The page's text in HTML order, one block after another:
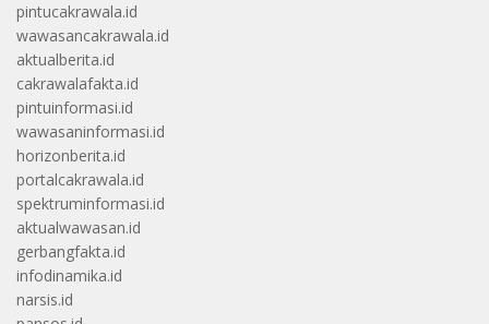
pintucakrawala.id
wawasancakrawala.id
aktualberita.id
cakrawalafakta.id
pintuinformasi.id
wawasaninformasi.id
horizonberita.id
portalcakrawala.id
spektruminformasi.id
aktualwawasan.id
gerbangfakta.id
infodinamika.id
narsis.id